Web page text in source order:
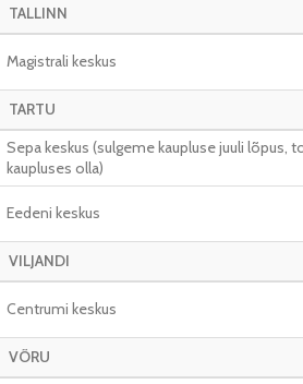
TALLINN
Magistrali keskus
TARTU
Sepa keskus (sulgeme kaupluse juuli lõpus,
kaupluses olla)
Eedeni keskus
VILJANDI
Centrumi keskus
VÕRU